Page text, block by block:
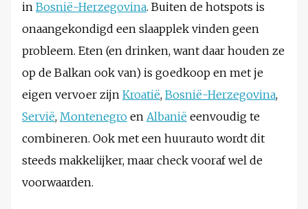
in Bosnië-Herzegovina. Buiten de hotspots is
onaangekondigd een slaapplek vinden geen
probleem. Eten (en drinken, want daar houden ze
op de Balkan ook van) is goedkoop en met je
eigen vervoer zijn Kroatië, Bosnië-Herzegovina,
Servië, Montenegro en Albanië eenvoudig te
combineren. Ook met een huurauto wordt dit
steeds makkelijker, maar check vooraf wel de
voorwaarden.